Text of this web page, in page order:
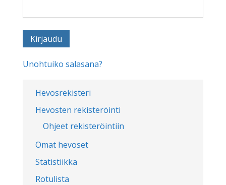
Hevosrekisteri
Hevosten rekisteröinti
Ohjeet rekisteröintiin
Omat hevoset
Statistiikka
Rotulista
Unohtuiko salasana?